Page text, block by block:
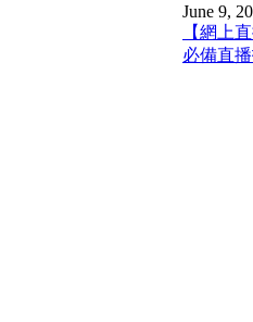
June 9,
【網上
必備直